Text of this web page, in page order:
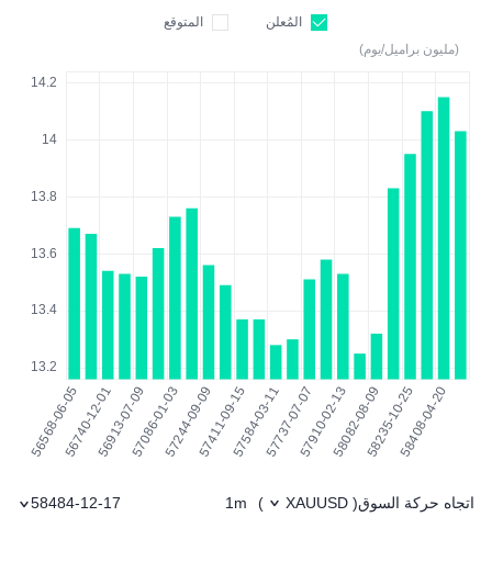
المُعلن
المتوقع
(مليون براميل/يوم)
اتجاه حركة السوق(
XAUUSD
)
1m
58484-12-17